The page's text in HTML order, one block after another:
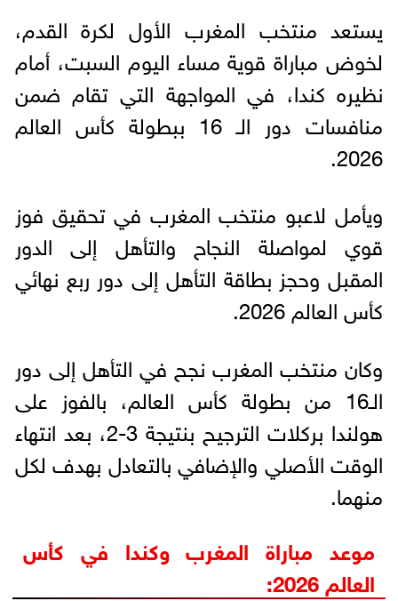
يستعد منتخب المغرب الأول لكرة القدم،
لخوض مباراة قوية مساء اليوم السبت، أمام
نظيره كندا، في المواجهة التي تقام ضمن
منافسات دور الـ 16 ببطولة كأس العالم
2026.
ويأمل لاعبو منتخب المغرب في تحقيق فوز
قوي لمواصلة النجاح والتأهل إلى الدور
المقبل وحجز بطاقة التأهل إلى دور ربع نهائي
كأس العالم 2026.
وكان منتخب المغرب نجح في التأهل إلى دور
الـ16 من بطولة كأس العالم، بالفوز على
هولندا بركلات الترجيح بنتيجة 3-2، بعد انتهاء
الوقت الأصلي والإضافي بالتعادل بهدف لكل
منهما.
موعد مباراة المغرب وكندا في كأس
العالم 2026: